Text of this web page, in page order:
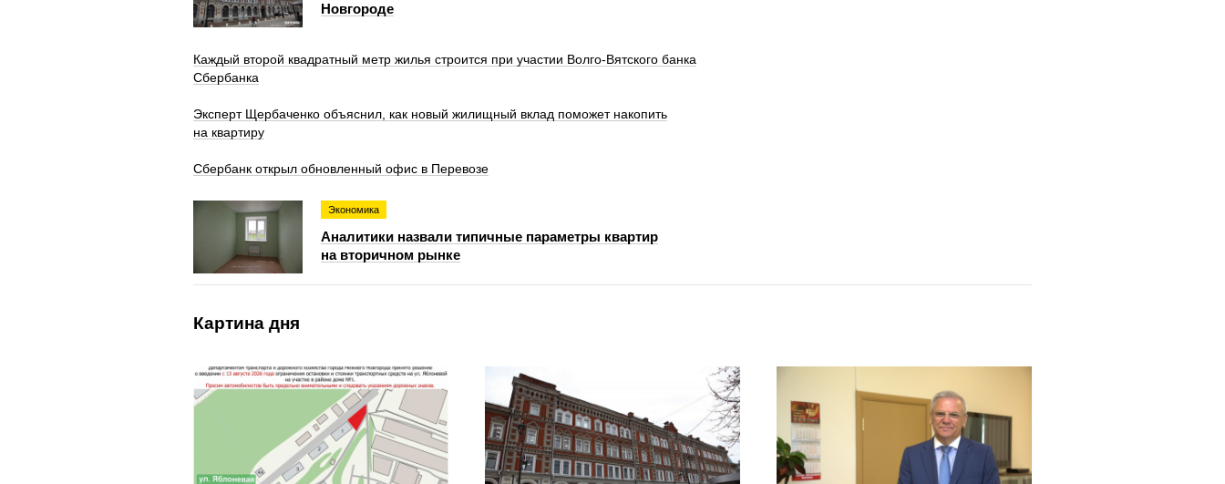
Новгороде
Каждый второй квадратный метр жилья строится при участии Волго-Вятского банка
Сбербанка
Эксперт Щербаченко объяснил, как новый жилищный вклад поможет накопить
на квартиру
Сбербанк открыл обновленный офис в Перевозе
Экономика
Аналитики назвали типичные параметры квартир
на вторичном рынке
Картина дня